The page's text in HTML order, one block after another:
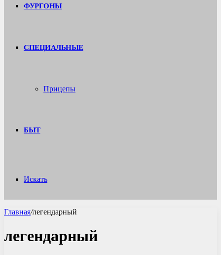
ФУРГОНЫ
СПЕЦИАЛЬНЫЕ
Прицепы
БЫТ
Искать
Главная/легендарный
легендарный